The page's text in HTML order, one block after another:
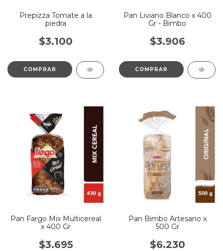
Prepizza Tomate a la
piedra
$3.100
Pan Liviano Blanco x 400
Gr - Bimbo
$3.906
Pan Fargo Mix Multicereal
x 400 Gr
$3.695
Pan Bimbo Artesano x
500 Gr
$6.230